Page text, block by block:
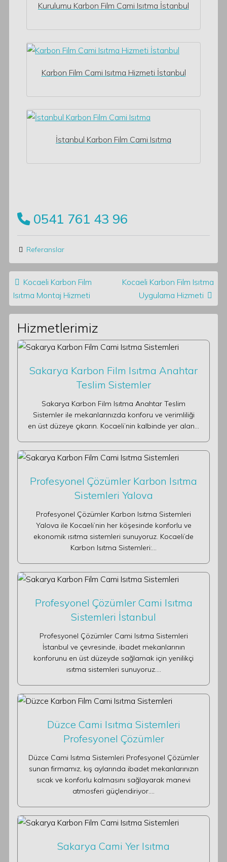
Kurulumu Karbon Film Cami Isıtma İstanbul
Karbon Film Cami Isıtma Hizmeti İstanbul
İstanbul Karbon Film Cami Isıtma
0541 761 43 96
Referanslar
Post navigation
Kocaeli Karbon Film
Isıtma Montaj Hizmeti
Kocaeli Karbon Film Isıtma
Uygulama Hizmeti
Hizmetlerimiz
Sakarya Karbon Film Isıtma Anahtar
Teslim Sistemler
Sakarya Karbon Film Isıtma Anahtar Teslim
Sistemler ile mekanlarınızda konforu ve verimliliği
en üst düzeye çıkarın. Kocaeli’nin kalbinde yer alan…
Profesyonel Çözümler Karbon Isıtma
Sistemleri Yalova
Profesyonel Çözümler Karbon Isıtma Sistemleri
Yalova ile Kocaeli’nin her köşesinde konforlu ve
ekonomik ısıtma sistemleri sunuyoruz. Kocaeli’de
Karbon Isıtma Sistemleri:…
Profesyonel Çözümler Cami Isıtma
Sistemleri İstanbul
Profesyonel Çözümler Cami Isıtma Sistemleri
İstanbul ve çevresinde, ibadet mekanlarının
konforunu en üst düzeyde sağlamak için yenilikçi
ısıtma sistemleri sunuyoruz.…
Düzce Cami Isıtma Sistemleri
Profesyonel Çözümler
Düzce Cami Isıtma Sistemleri Profesyonel Çözümler
sunan firmamız, kış aylarında ibadet mekanlarınızın
sıcak ve konforlu kalmasını sağlayarak manevi
atmosferi güçlendiriyor.…
Sakarya Cami Yer Isıtma